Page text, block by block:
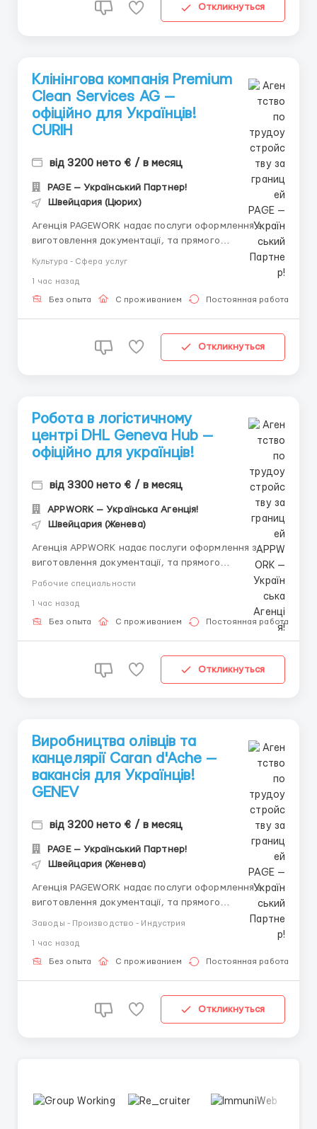
Откликнуться
Клінінгова компанія Premium
Clean Services AG —
офіційно для Українців!
CURIH
від 3200 нето € / в месяц
PAGE — Український Партнер!
Швейцария (Цюрих)
Агенція PAGEWORK надає послуги оформлення з
виготовлення документації, та прямого
підбору вакансії: Головний Рекрутер: Віталій
Шевченко Телефон для консультацій \ для підбору
Культура - Сфера услуг
1 час назад
Без опыта С проживанием Постоянная работа
Откликнуться
Робота в логістичному
центрі DHL Geneva Hub —
офіційно для українців!
від 3300 нето € / в месяц
APPWORK — Українська Агенція!
Швейцария (Женева)
Агенція APPWORK надає послуги оформлення з
виготовлення документації, та прямого
працевлаштування з роботодавцем для
онлайн: Спеціаліст: Денис Бойко Телефон для
консультацій \ для підбору вакансій: +48 889 248
Рабочие специальности
1 час назад
Без опыта С проживанием Постоянная работа
Откликнуться
Виробництва олівців та
канцелярії Caran d'Ache —
вакансія для Українців!
GENEV
від 3200 нето € / в месяц
PAGE — Український Партнер!
Швейцария (Женева)
Агенція PAGEWORK надає послуги оформлення з
виготовлення документації, та прямого
підбору вакансії: Головний Рекрутер: Віталій
Шевченко Телефон для консультацій \ для підбору
Заводы - Производство - Индустрия
1 час назад
Без опыта С проживанием Постоянная работа
Откликнуться